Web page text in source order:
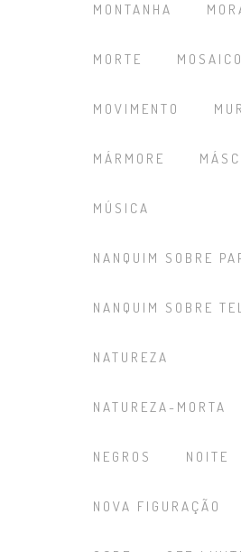
MONTANHA
MORTE MOSAICO
MOVIMENTO
MÁRMORE
MÚSICA
NANQUIM SOBRE
NANQUIM SOBRE
NATUREZA
NATUREZA-MORTA
NEGROS NOITE
NOVA FIGURAÇÃO